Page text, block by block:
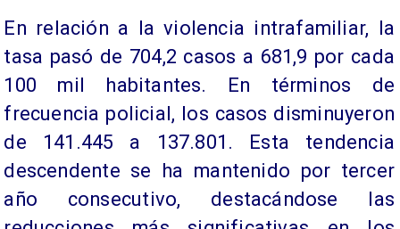
En relación a la violencia intrafamiliar, la
tasa pasó de 704,2 casos a 681,9 por cada
100 mil habitantes. En términos de
frecuencia policial, los casos disminuyeron
de 141.445 a 137.801. Esta tendencia
descendente se ha mantenido por tercer
año consecutivo, destacándose las